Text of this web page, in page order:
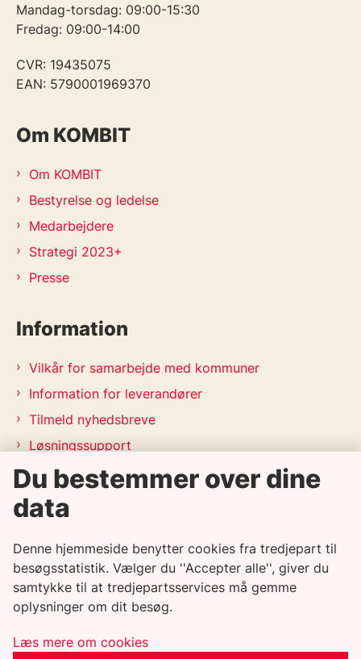
Mandag-torsdag: 09:00-15:30
Fredag: 09:00-14:00
CVR: 19435075
EAN: 5790001969370
Om KOMBIT
Om KOMBIT
Bestyrelse og ledelse
Medarbejdere
Strategi 2023+
Presse
Information
Vilkår for samarbejde med kommuner
Information for leverandører
Tilmeld nyhedsbreve
Løsningssupport
Releasekalender
APV-handleplan 2026
Genveje
Informationssikkerhedspolitik
Tilgængelighedserklæring
Whistleblowerordning
Du bestemmer over dine
data
Denne hjemmeside benytter cookies fra tredjepart til
besøgsstatistik. Vælger du ''Accepter alle'', giver du
samtykke til at tredjepartsservices må gemme
oplysninger om dit besøg.
Læs mere om cookies